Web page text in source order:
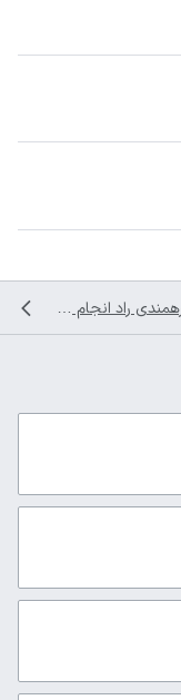
راد انجام شده است